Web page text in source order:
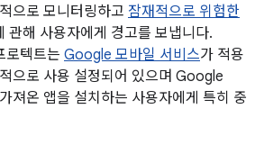
으로 모니터링하고 잠재적으로 위험한
관해 사용자에게 경고를 보냅니다.
텍트는 Google 모바일 서비스가 적용
으로 사용 설정되어 있으며 Google
져온 앱을 설치하는 사용자에게 특히 중